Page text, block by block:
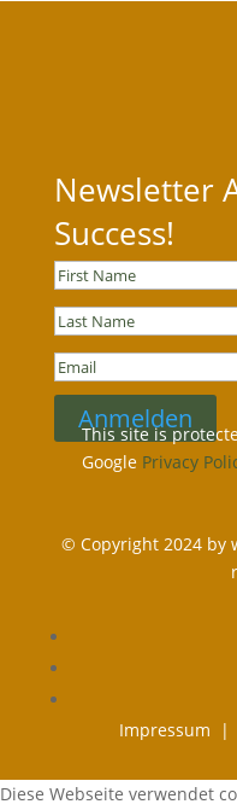
Newsletter
Success!
Anmelden
This site is
Google Privacy
© Copyright 2024 by
Impressum |
Diese Webseite verwendet